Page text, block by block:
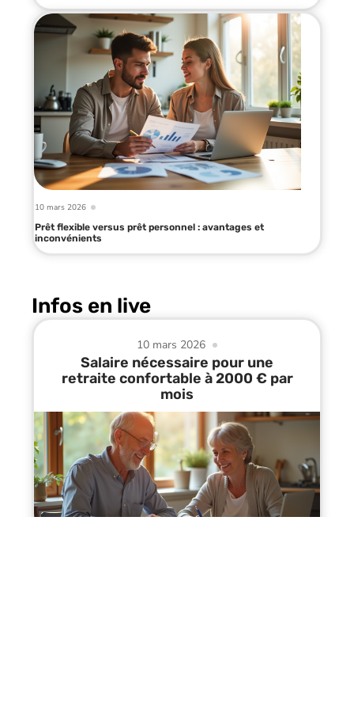
10 mars 2026
Prêt flexible versus prêt personnel : avantages et
inconvénients
Infos en live
10 mars 2026
Salaire nécessaire pour une
retraite confortable à 2000 € par
mois